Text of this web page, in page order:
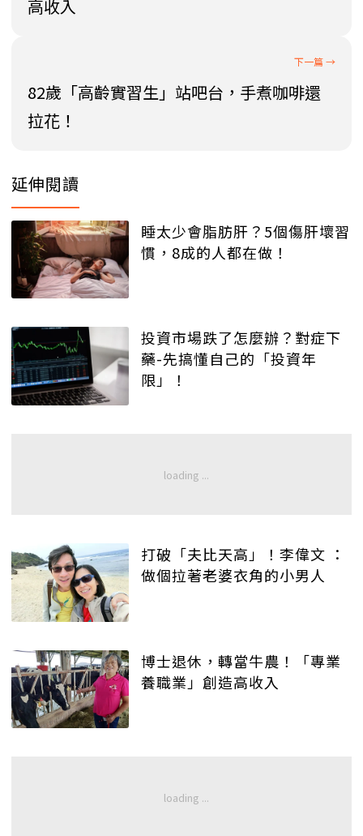
高收入
82歲「高齡實習生」站吧台，手煮咖啡還
拉花！
延伸閱讀
睡太少會脂肪肝？5個傷肝壞習
慣，8成的人都在做！
投資市場跌了怎麼辦？對症下
藥-先搞懂自己的「投資年
限」！
打破「夫比天高」！李偉文 ：
做個拉著老婆衣角的小男人
博士退休，轉當牛農！「專業
養職業」創造高收入